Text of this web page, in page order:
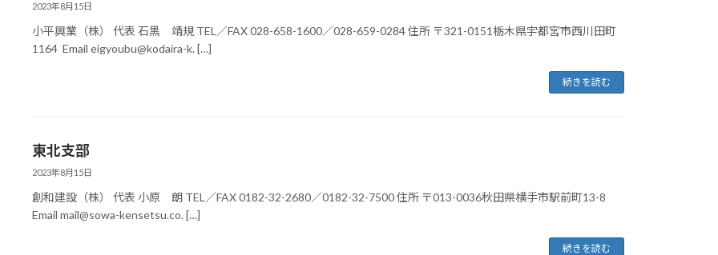
2023年8月15日
小平興業（株） 代表 石黒 靖規 TEL／FAX 028-658-1600／028-659-0284 住所 〒321-0151栃木県宇都宮市西川田町
1164 Email eigyoubu@kodaira-k. […]
続きを読む
東北支部
2023年8月15日
創和建設（株） 代表 小原 朗 TEL／FAX 0182-32-2680／0182-32-7500 住所 〒013-0036秋田県横手市駅前町13-8
Email mail@sowa-kensetsu.co. […]
続きを読む